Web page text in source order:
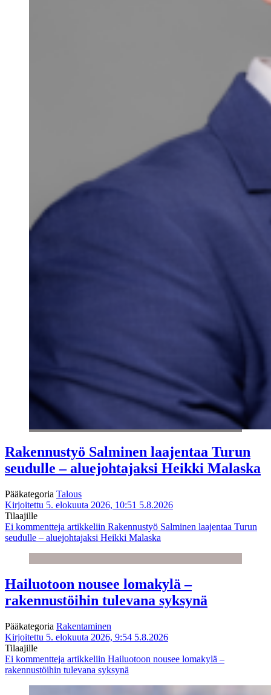
Rakennustyö Salminen laajentaa Turun
seudulle – aluejohtajaksi Heikki Malaska
Pääkategoria Talous
Kirjoitettu 5. elokuuta 2026, 10:51 5.8.2026
Tilaajille
Ei kommentteja artikkeliin Rakennustyö Salminen laajentaa Turun
seudulle – aluejohtajaksi Heikki Malaska
Hailuotoon nousee lomakylä –
rakennustöihin tulevana syksynä
Pääkategoria Rakentaminen
Kirjoitettu 5. elokuuta 2026, 9:54 5.8.2026
Tilaajille
Ei kommentteja artikkeliin Hailuotoon nousee lomakylä –
rakennustöihin tulevana syksynä